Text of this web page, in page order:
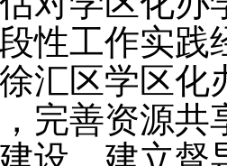
性工作实践
汇区学区化
完善资源共